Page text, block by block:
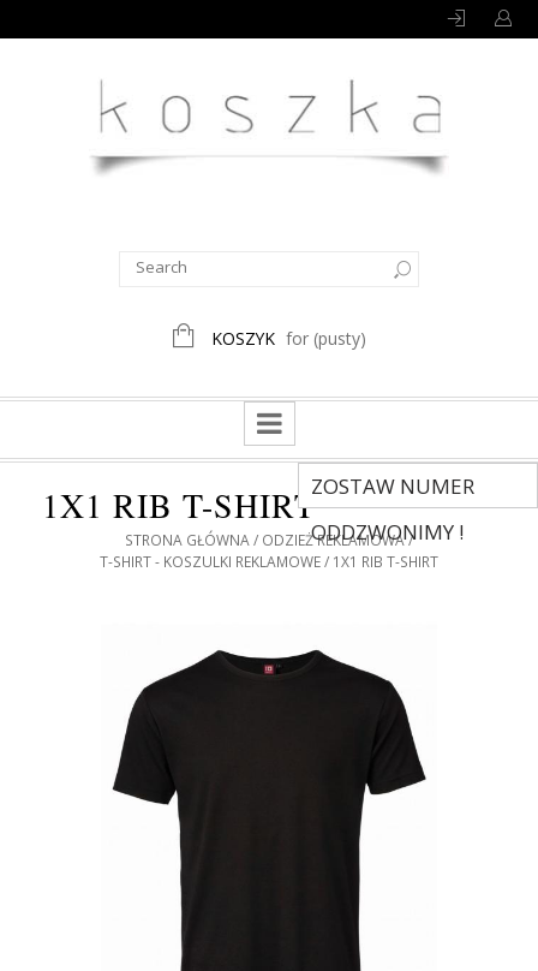
KOSZYK for (pusty)
ZOSTAW NUMER
ODDZWONIMY !
1X1 RIB T-SHIRT
STRONA GŁÓWNA
ODZIEŻ REKLAMOWA
T-SHIRT - KOSZULKI REKLAMOWE
1X1 RIB T-SHIRT